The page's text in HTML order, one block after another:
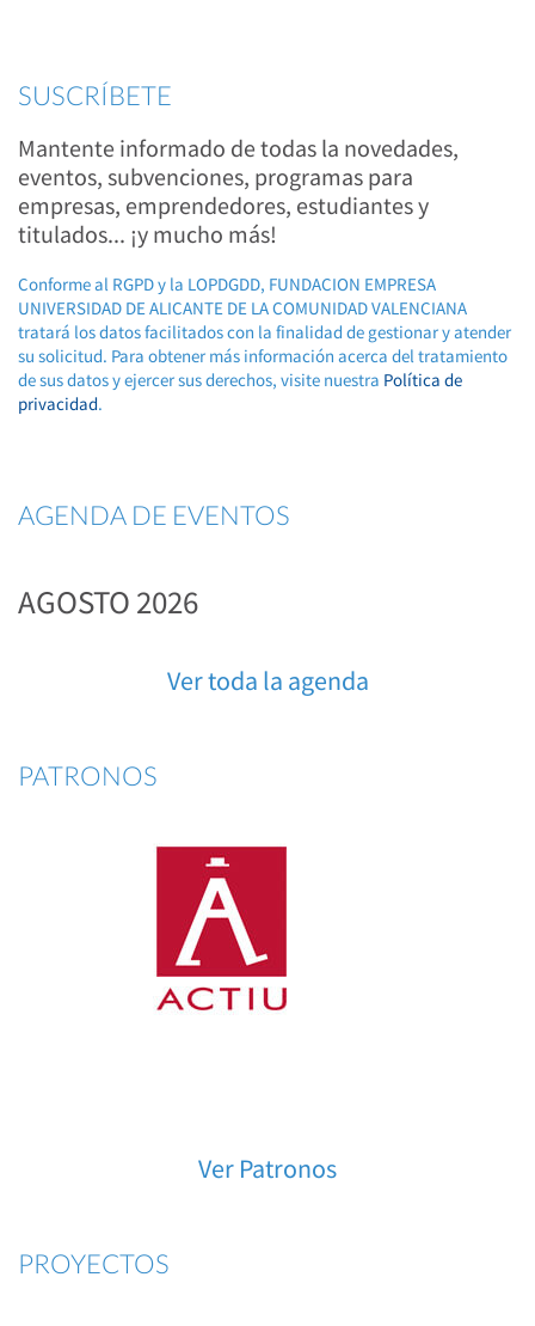
SUSCRÍBETE
Mantente informado de todas la novedades,
eventos, subvenciones, programas para
empresas, emprendedores, estudiantes y
titulados... ¡y mucho más!
Conforme al RGPD y la LOPDGDD, FUNDACION EMPRESA
UNIVERSIDAD DE ALICANTE DE LA COMUNIDAD VALENCIANA
tratará los datos facilitados con la finalidad de gestionar y atender
su solicitud. Para obtener más información acerca del tratamiento
de sus datos y ejercer sus derechos, visite nuestra Política de
privacidad.
AGENDA DE EVENTOS
AGOSTO 2026
Ver toda la agenda
PATRONOS
Ver Patronos
PROYECTOS